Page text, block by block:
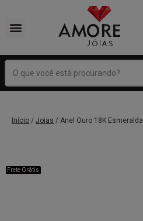
Início / Joias / Anel Ouro 18K Esmeralda
Frete Grátis